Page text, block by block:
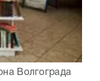
Волгограда